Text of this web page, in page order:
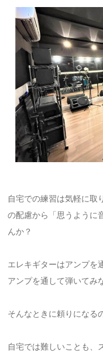
自宅での練習は気軽に取
の配慮から「思うように
んか？
エレキギターはアンプを
アンプを通して弾いてみ
そんなときに頼りになる
自宅では難しいことも、